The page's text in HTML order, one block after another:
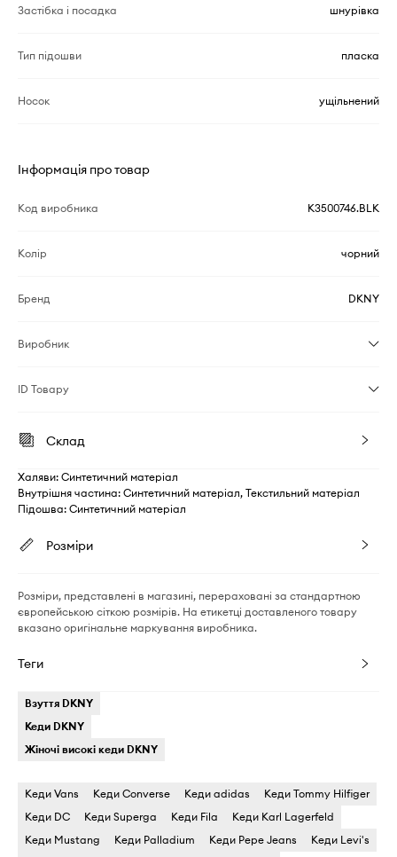
Застібка і посадка шнурівка
Тип підошви пласка
Носок ущільнений
Інформація про товар
Код виробника K3500746.BLK
Колір чорний
Бренд DKNY
Виробник
ID Товару
Склад
Халяви: Синтетичний матеріал
Внутрішня частина: Синтетичний матеріал, Текстильний матеріал
Підошва: Синтетичний матеріал
Розміри
Розміри, представлені в магазині, перераховані за стандартною
європейською сіткою розмірів. На етикетці доставленого товару
вказано оригінальне маркування виробника.
Теги
Взуття DKNY
Кеди DKNY
Жіночі високі кеди DKNY
Кеди Vans Кеди Converse Кеди adidas
Кеди Tommy Hilfiger
Кеди DC
Кеди Superga Кеди Fila
Кеди Karl Lagerfeld
Кеди Mustang
Кеди Palladium Кеди Pepe Jeans
Кеди Levi's